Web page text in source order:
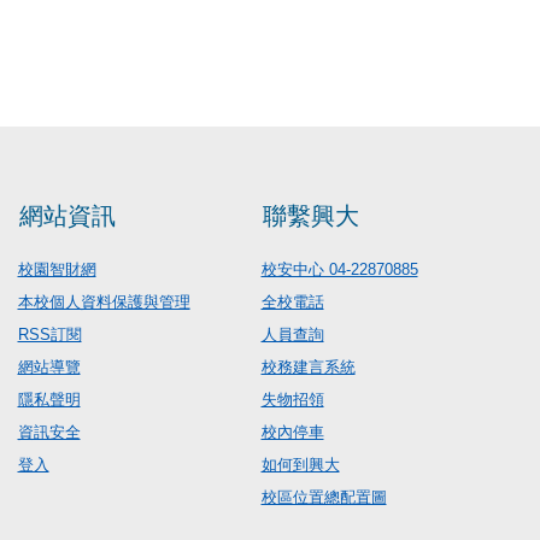
網站資訊
校園智財網
本校個人資料保護與管理
RSS訂閱
網站導覽
隱私聲明
資訊安全
登入
聯繫興大
校安中心 04-22870885
全校電話
人員查詢
校務建言系統
失物招領
校內停車
如何到興大
校區位置總配置圖